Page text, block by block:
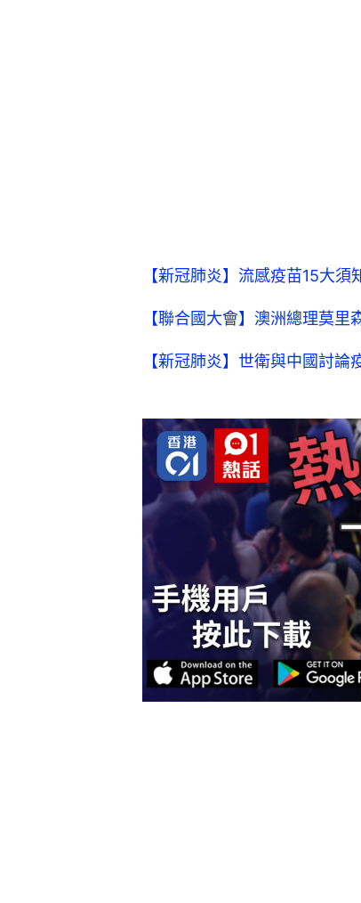
【新冠肺炎】流感疫苗15大
【聯合國大會】澳洲總理莫
【新冠肺炎】世衛與中國討